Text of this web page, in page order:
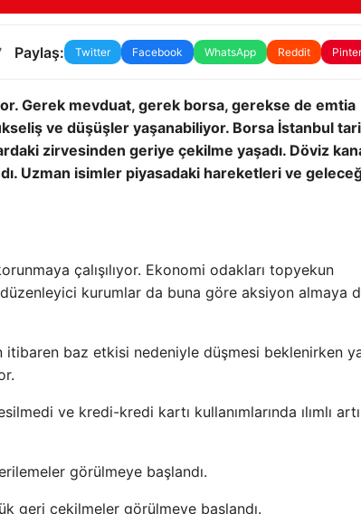
Paylaş: Twitter Facebook WhatsApp Reddit
Gerek mevduat, gerek borsa, gerekse de emtia
ve düşüşler yaşanabiliyor. Borsa İstanbul
zirvesinden geriye çekilme yaşadı. Döviz
Uzman isimler piyasadaki hareketleri ve
çalışılıyor. Ekonomi odakları topyekun
kurumlar da buna göre aksiyon almaya
itibaren baz etkisi nedeniyle düşmesi beklenirken
ve kredi-kredi kartı kullanımlarında ılımlı
görülmeye başlandı.
geri çekilmeler görülmeye başlandı.